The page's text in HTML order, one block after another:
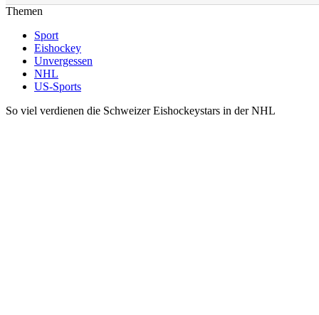
Themen
Sport
Eishockey
Unvergessen
NHL
US-Sports
So viel verdienen die Schweizer Eishockeystars in der NHL